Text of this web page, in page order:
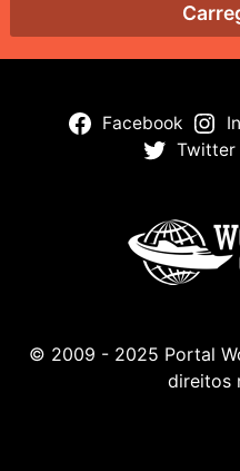
Facebook
Twitter
© 2009 - 2025 Portal
direitos